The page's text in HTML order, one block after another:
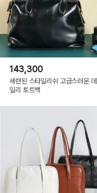
143,300
세련된 스타일리쉬 고급스러운 데
일리 토트백